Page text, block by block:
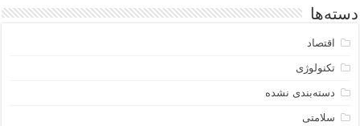
دسته‌ها
اقتصاد
تکنولوژی
دسته‌بندی نشده
سلامتی